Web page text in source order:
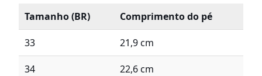
Tamanho (BR) Comprimento do pé
33 21,9 cm
34 22,6 cm